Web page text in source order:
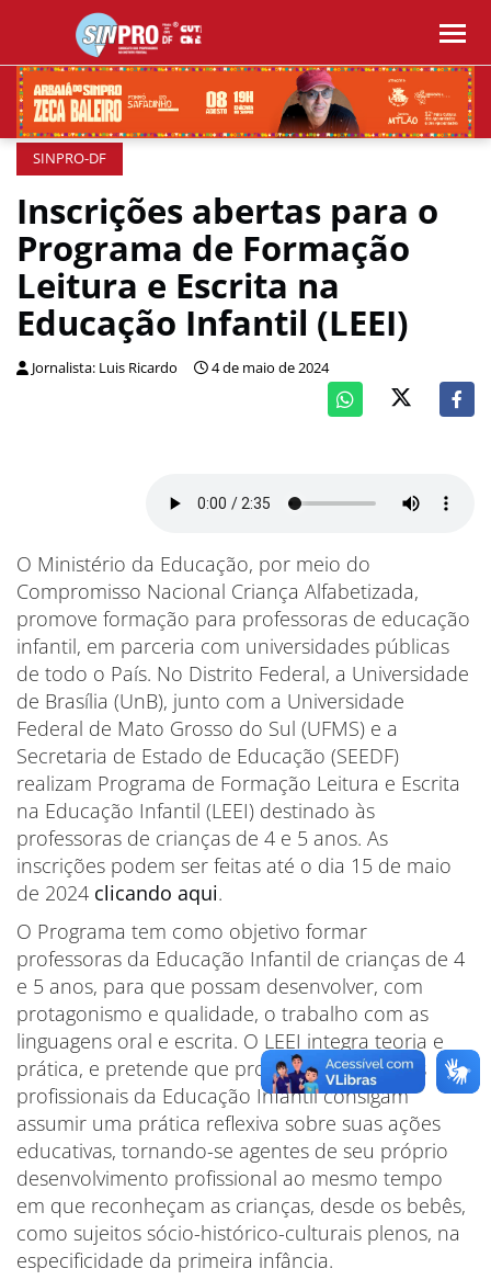
SINPRO-DF
Inscrições abertas para o
Programa de Formação
Leitura e Escrita na
Educação Infantil (LEEI)
Jornalista: Luis Ricardo 4 de maio de 2024
O Ministério da Educação, por meio do
Compromisso Nacional Criança Alfabetizada,
promove formação para professoras de educação
infantil, em parceria com universidades públicas
de todo o País. No Distrito Federal, a Universidade
de Brasília (UnB), junto com a Universidade
Federal de Mato Grosso do Sul (UFMS) e a
Secretaria de Estado de Educação (SEEDF)
realizam Programa de Formação Leitura e Escrita
na Educação Infantil (LEEI) destinado às
professoras de crianças de 4 e 5 anos. As
inscrições podem ser feitas até o dia 15 de maio
de 2024 clicando aqui.
O Programa tem como objetivo formar
professoras da Educação Infantil de crianças de 4
e 5 anos, para que possam desenvolver, com
protagonismo e qualidade, o trabalho com as
linguagens oral e escrita. O LEEI integra teoria e
prática, e pretende que professoras e demais
profissionais da Educação Infantil consigam
assumir uma prática reflexiva sobre suas ações
educativas, tornando-se agentes de seu próprio
desenvolvimento profissional ao mesmo tempo
em que reconheçam as crianças, desde os bebês,
como sujeitos sócio-histórico-culturais plenos, na
especificidade da primeira infância.